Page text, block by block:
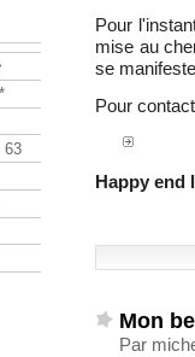
Pour
mise au
se
Pour
Happy end
Mon
Par
63